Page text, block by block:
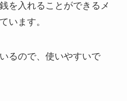
を入れることができるメ
います。
るので、使いやすいで